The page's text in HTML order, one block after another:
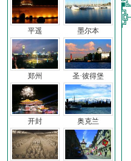
平遥
郑州
开封
墨尔本
圣·彼得堡
奥克兰